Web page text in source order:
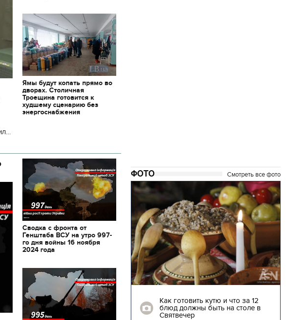
Ямы будут копать прямо во
дворах. Столичная
Троещина готовится к
худшему сценарию без
энергоснабжения
Сводка с фронта от
Генштаба ВСУ на утро 997-
го дня войны 16 ноября
2024 года
ФОТО Смотреть все фото
11.10.2017 | 16:22
Времена Руси: как выглядят
декорации к фильму
"Сторожевая застава"
Как готовить кутю и что за 12
блюд должны быть на столе в
Святвечер